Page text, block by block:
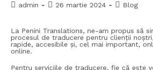
admin 26 martie 2024 Blog
La Penini Translations, ne-am propus să
procesul de traducere pentru clienții
rapide, accesibile și, cel mai important,
online.
Pentru serviciile de traducere, fie că este